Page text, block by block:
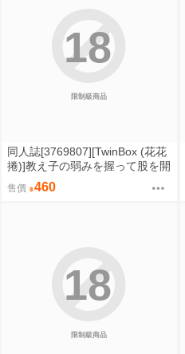
限制級商品
18
同人誌[3769807][TwinBox (花花
捲)]教え子の弱みを握って股を開
かせた-完全版- (原創)
售價 460
限制級商品
18